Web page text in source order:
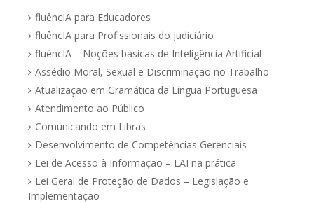
fluêncIA para Educadores
fluêncIA para Profissionais do Judiciário
fluêncIA – Noções básicas de Inteligência Artificial
Assédio Moral, Sexual e Discriminação no Trabalho
Atualização em Gramática da Língua Portuguesa
Atendimento ao Público
Comunicando em Libras
Desenvolvimento de Competências Gerenciais
Lei de Acesso à Informação – LAI na prática
Lei Geral de Proteção de Dados – Legislação e
Implementação